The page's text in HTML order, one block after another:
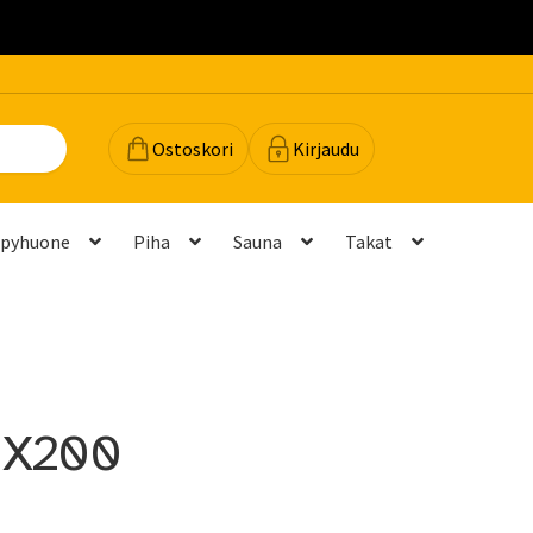
Ostoskori Kirjaudu
Piha Sauna
Takat
ja mittatilausratkaisut